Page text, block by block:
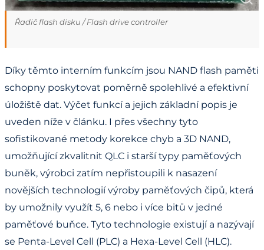
Řadič flash disku / Flash drive controller
Díky těmto interním funkcím jsou NAND flash paměti
schopny poskytovat poměrně spolehlivé a efektivní
úložiště dat. Výčet funkcí a jejich základní popis je
uveden níže v článku. I přes všechny tyto
sofistikované metody korekce chyb a 3D NAND,
umožňující zkvalitnit QLC i starší typy paměťových
buněk, výrobci zatím nepřistoupili k nasazení
novějších technologií výroby paměťových čipů, která
by umožnily využít 5, 6 nebo i více bitů v jedné
paměťové buňce. Tyto technologie existují a nazývají
se Penta-Level Cell (PLC) a Hexa-Level Cell (HLC).